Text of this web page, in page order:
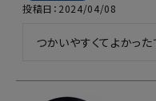
投稿日 2024/04/08
つかいやすくてよかった